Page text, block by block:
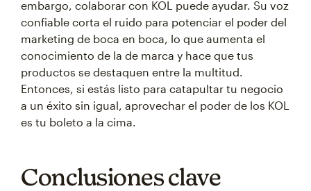
embargo, colaborar con KOL puede ayudar. Su voz
confiable corta el ruido para potenciar el poder del
marketing de boca en boca, lo que aumenta el
conocimiento de la de marca y hace que tus
productos se destaquen entre la multitud.
Entonces, si estás listo para catapultar tu negocio
a un éxito sin igual, aprovechar el poder de los KOL
es tu boleto a la cima.
Conclusiones clave